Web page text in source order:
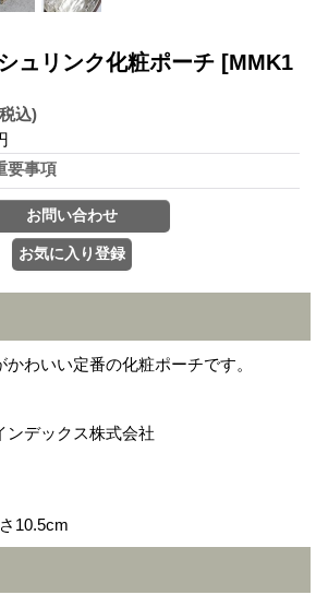
ュリンク化粧ポーチ [MMK1
込)
要事項
わいい定番の化粧ポーチです。
ンデックス株式会社
10.5cm